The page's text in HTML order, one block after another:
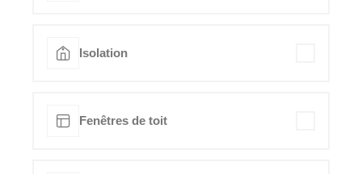
Isolation
Fenêtres de toit